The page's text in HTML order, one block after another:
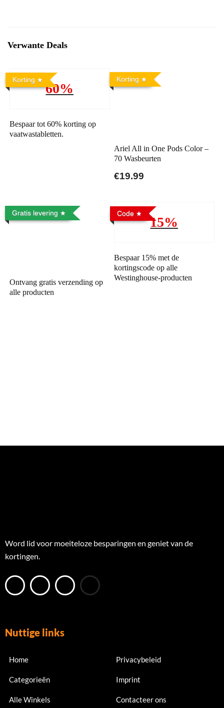
Verwante Deals
Korting
60%
Bespaar tot 60% korting op
vaatwastabletten.
Korting
Ariel All in One Pods Color –
70 Wasbeurten
€19.99
Gratis levering
Ontvang gratis verzending op
alle producten
Code
15%
Bespaar 15% met de
kortingscode op alle
Westinghouse-producten
Word lid voor moeiteloze besparingen en geniet van de
kortingen.
Nuttige links
Home
Categorieën
Alle Winkels
Privacybeleid
Imprint
Contacteer ons